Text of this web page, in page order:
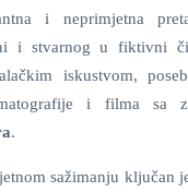
i neprimjetna
i stvarnog u fiktivni
iskustvom,
i filma sa
.
sažimanju ključan